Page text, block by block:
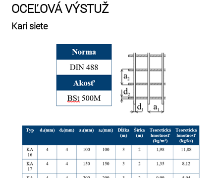
OCEĽOVÁ VÝSTUŽ
Kari siete